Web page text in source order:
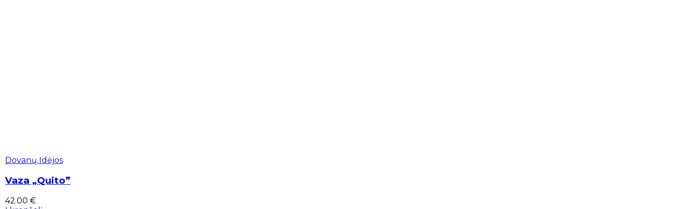
Dovanų Idėjos
Vaza „Quito”
42.00 €